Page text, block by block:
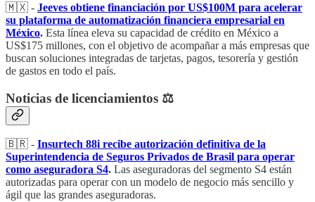
🇲🇽 - Jeeves obtiene financiación por US$100M para acelerar
su plataforma de automatización financiera empresarial en
México. Esta línea eleva su capacidad de crédito en México a
US$175 millones, con el objetivo de acompañar a más empresas que
buscan soluciones integradas de tarjetas, pagos, tesorería y gestión
de gastos en todo el país.
Noticias de licenciamientos ⚖️
🇧🇷 - Insurtech 88i recibe autorización definitiva de la
Superintendencia de Seguros Privados de Brasil para operar
como aseguradora S4. Las aseguradoras del segmento S4 están
autorizadas para operar con un modelo de negocio más sencillo y
ágil que las grandes aseguradoras.